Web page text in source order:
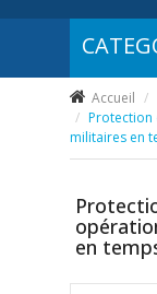
Accueil
Protection
militaires en
en